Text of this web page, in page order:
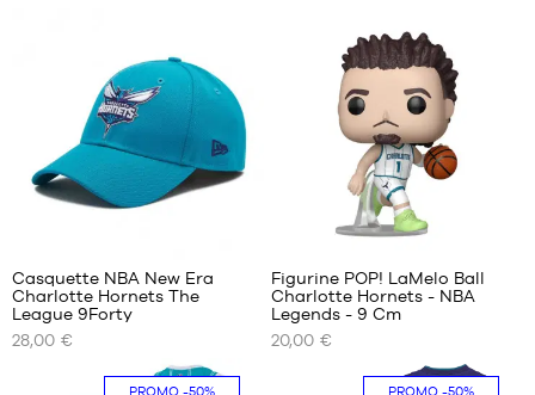
NOS
TAILLES
DISPONIBLES
Casquette NBA New Era
Charlotte Hornets The
League 9Forty
28,00 €
NOS
TAILLES
DISPONIBLES
Figurine POP! LaMelo Ball
Charlotte Hornets - NBA
Legends - 9 Cm
20,00 €
PROMO-50% PROMO-50%